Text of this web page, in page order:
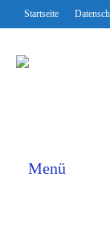
Startseite
Menü